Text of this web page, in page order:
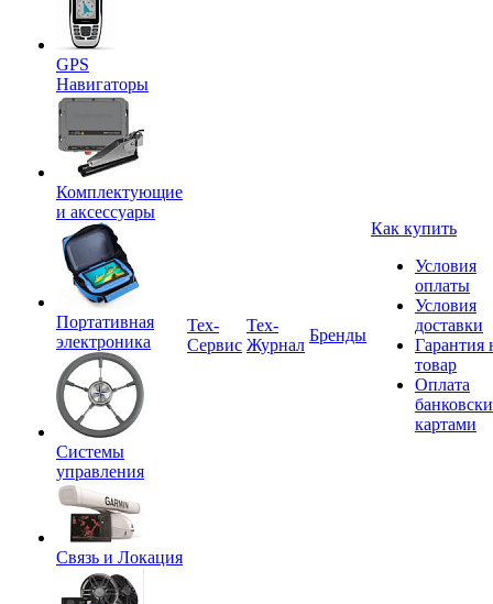
GPS
Навигаторы
Комплектующие
и аксессуары
Портативная
электроника
Системы
управления
Связь и Локация
Tex-
Сервис
Тех-
Журнал
Бренды
Как купить
Условия
оплаты
Условия
доставки
Гарантия
товар
Оплата
картами